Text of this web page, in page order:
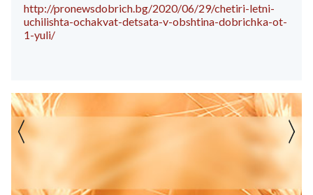
http://pronewsdobrich.bg/2020/06/29/chetiri-letni-
uchilishta-ochakvat-detsata-v-obshtina-dobrichka-ot-
1-yuli/